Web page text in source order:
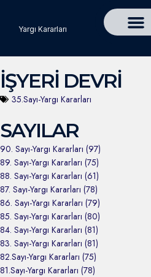
Yargı Kararları
İŞYERİ DEVRİ
35.Sayı-Yargı Kararları
SAYILAR
90. Sayı-Yargı Kararları (97)
89. Sayı-Yargı Kararları (75)
88. Sayı-Yargı Kararları (61)
87. Sayı-Yargı Kararları (78)
86. Sayı-Yargı Kararları (79)
85. Sayı-Yargı Kararları (80)
84. Sayı-Yargı Kararları (81)
83. Sayı-Yargı Kararları (81)
82.Sayı-Yargı Kararları (75)
81.Sayı-Yargı Kararları (78)